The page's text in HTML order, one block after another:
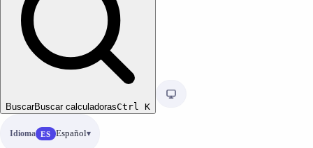
BuscarBuscar calculadorasCtrl K
Idioma ES Español